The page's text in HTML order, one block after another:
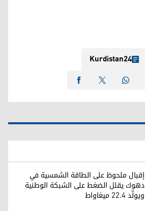
Kurdistan24
إقبال ملحوظ على الطاقة الشمسية في
دهوك يقلل الضغط على الشبكة الوطنية
ويولّد 22.4 ميغاواط